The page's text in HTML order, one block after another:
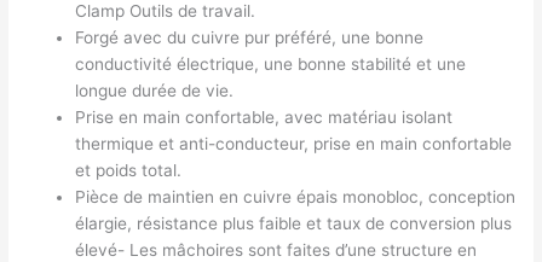
Clamp Outils de travail.
Forgé avec du cuivre pur préféré, une bonne
conductivité électrique, une bonne stabilité et une
longue durée de vie.
Prise en main confortable, avec matériau isolant
thermique et anti-conducteur, prise en main confortable
et poids total.
Pièce de maintien en cuivre épais monobloc, conception
élargie, résistance plus faible et taux de conversion plus
élevé- Les mâchoires sont faites d’une structure en